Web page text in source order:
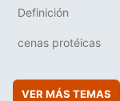
Definición
cenas protéicas
VER MÁS TEMAS